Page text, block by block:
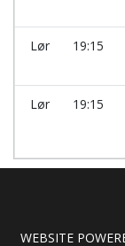
Lør 19:15
Lør 19:15
WEBSITE